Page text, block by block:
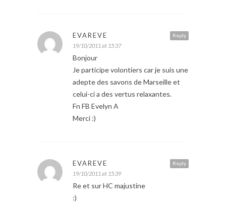
Reply
EVAREVE
19/10/2011 at 15:37
Bonjour
Je participe volontiers car je suis une
adepte des savons de Marseille et
celui-ci a des vertus relaxantes.
Fn FB Evelyn A
Merci :)
Reply
EVAREVE
19/10/2011 at 15:39
Re et sur HC majustine
:)